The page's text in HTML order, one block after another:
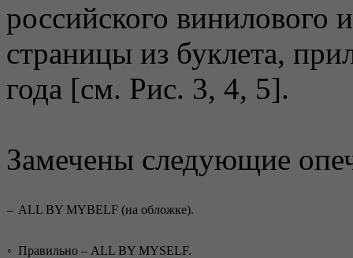
российского винилового
страницы из буклета,
года [см. Рис. 3, 4, 5].
Замечены следующие
– ALL BY MYBELF (на обложке).
◦ Правильно – ALL BY MYSELF.